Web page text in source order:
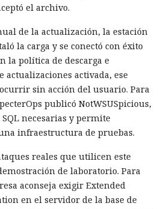
el archivo.
de la actualización, la estación
la carga y se conectó con éxito
la política de descarga e
activada, ese
sin acción del usuario. Para
publicó NotWSUSpicious,
necesarias y permite
infraestructura de pruebas.
reales que utilicen este
de laboratorio. Para
aconseja exigir Extended
en el servidor de la base de